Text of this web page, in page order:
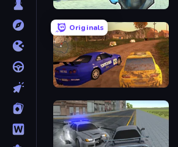
Bank Robbery 3
Originals
Dirt Rally Driver HD